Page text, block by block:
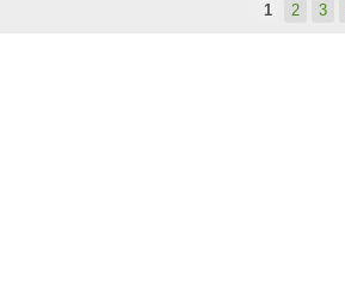
1 2 3